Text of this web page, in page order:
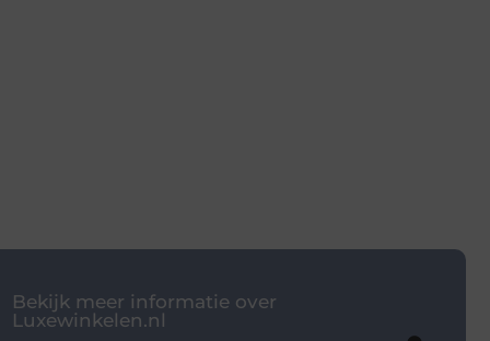
Bekijk meer informatie over
Luxewinkelen.nl